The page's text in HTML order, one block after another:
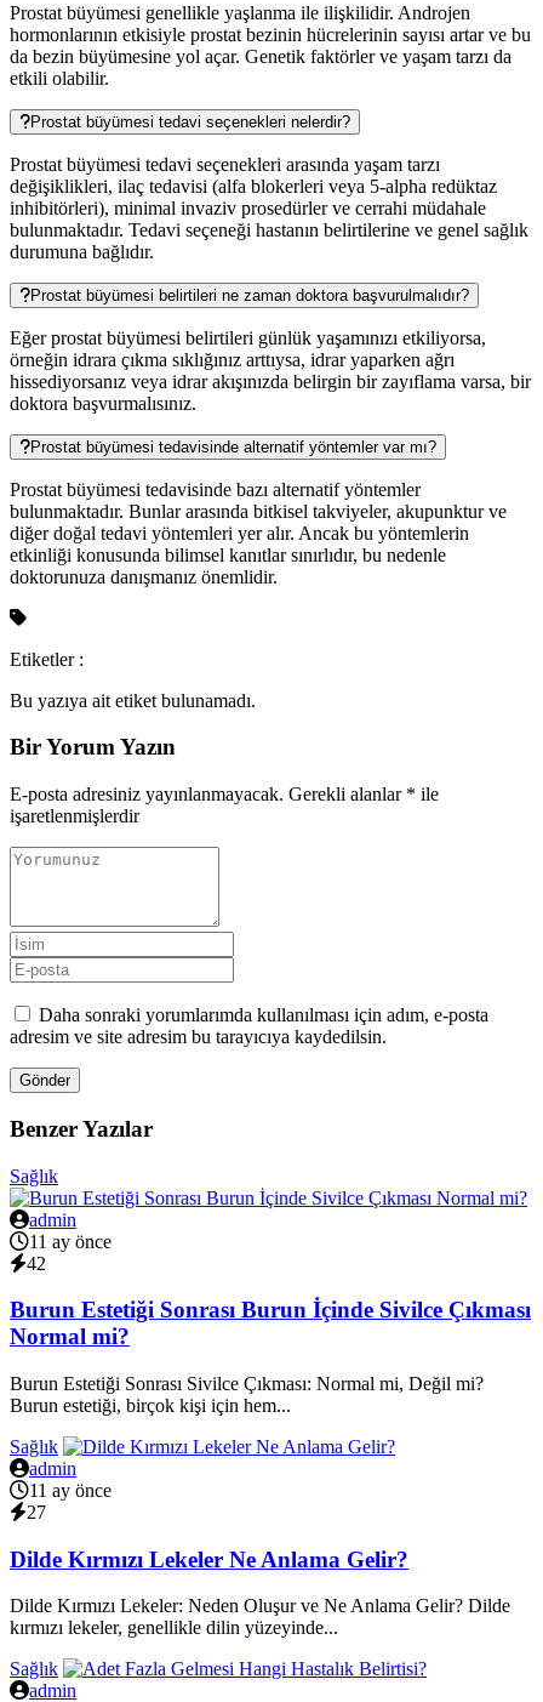
Prostat büyümesi genellikle yaşlanma ile ilişkilidir. Androjen
hormonlarının etkisiyle prostat bezinin hücrelerinin sayısı artar ve bu
da bezin büyümesine yol açar. Genetik faktörler ve yaşam tarzı da
etkili olabilir.
Prostat büyümesi tedavi seçenekleri nelerdir?
Prostat büyümesi tedavi seçenekleri arasında yaşam tarzı
değişiklikleri, ilaç tedavisi (alfa blokerleri veya 5-alpha redüktaz
inhibitörleri), minimal invaziv prosedürler ve cerrahi müdahale
bulunmaktadır. Tedavi seçeneği hastanın belirtilerine ve genel sağlık
durumuna bağlıdır.
Prostat büyümesi belirtileri ne zaman doktora başvurulmalıdır?
Eğer prostat büyümesi belirtileri günlük yaşamınızı etkiliyorsa,
örneğin idrara çıkma sıklığınız arttıysa, idrar yaparken ağrı
hissediyorsanız veya idrar akışınızda belirgin bir zayıflama varsa, bir
doktora başvurmalısınız.
Prostat büyümesi tedavisinde alternatif yöntemler var mı?
Prostat büyümesi tedavisinde bazı alternatif yöntemler
bulunmaktadır. Bunlar arasında bitkisel takviyeler, akupunktur ve
diğer doğal tedavi yöntemleri yer alır. Ancak bu yöntemlerin
etkinliği konusunda bilimsel kanıtlar sınırlıdır, bu nedenle
doktorunuza danışmanız önemlidir.
Etiketler :
Bu yazıya ait etiket bulunamadı.
Bir Yorum Yazın
E-posta adresiniz yayınlanmayacak. Gerekli alanlar * ile
işaretlenmişlerdir
Daha sonraki yorumlarımda kullanılması için adım, e-posta
adresim ve site adresim bu tarayıcıya kaydedilsin.
Gönder
Benzer Yazılar
Sağlık
admin
11 ay önce
42
Burun Estetiği Sonrası Burun İçinde Sivilce Çıkması
Normal mi?
Burun Estetiği Sonrası Sivilce Çıkması: Normal mi, Değil mi?
Burun estetiği, birçok kişi için hem...
Sağlık
admin
11 ay önce
27
Dilde Kırmızı Lekeler Ne Anlama Gelir?
Dilde Kırmızı Lekeler: Neden Oluşur ve Ne Anlama Gelir? Dilde
kırmızı lekeler, genellikle dilin yüzeyinde...
Sağlık
admin